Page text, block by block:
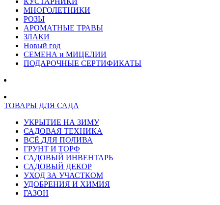
МНОГОЛЕТНИКИ
РОЗЫ
АРОМАТНЫЕ ТРАВЫ
ЗЛАКИ
Новый год
СЕМЕНА и МИЦЕЛИИ
ПОДАРОЧНЫЕ СЕРТИФИКАТЫ
ТОВАРЫ ДЛЯ САДА
УКРЫТИЕ НА ЗИМУ
САДОВАЯ ТЕХНИКА
ВСЁ ДЛЯ ПОЛИВА
ГРУНТ И ТОРФ
САДОВЫЙ ИНВЕНТАРЬ
САДОВЫЙ ДЕКОР
УХОД ЗА УЧАСТКОМ
УДОБРЕНИЯ И ХИМИЯ
ГАЗОН